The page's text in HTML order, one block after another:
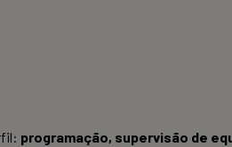
programação, supervisão de